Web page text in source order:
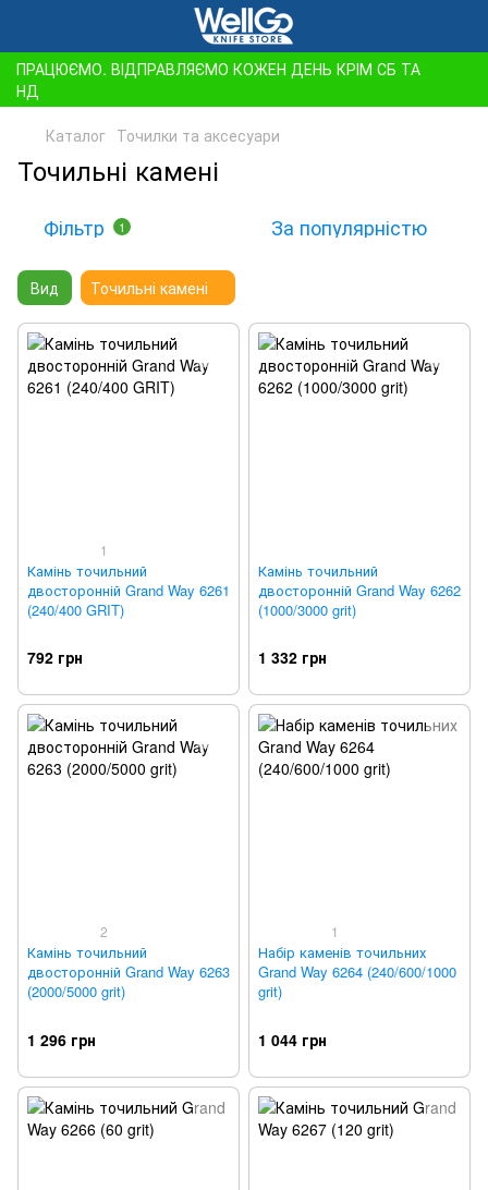
ПРАЦЮЄМО. ВІДПРАВЛЯЄМО КОЖЕН ДЕНЬ КРІМ СБ ТА
НД
Каталог Точилки та аксесуари
Точильні камені
Фільтр 1 За популярністю
Вид Точильні камені
1
Камінь точильний
двосторонній Grand Way 6261
(240/400 GRIT)
792 грн
Камінь точильний
двосторонній Grand Way 6262
(1000/3000 grit)
1 332 грн
2
Камінь точильний
двосторонній Grand Way 6263
(2000/5000 grit)
1 296 грн
1
Набір каменів точильних
Grand Way 6264 (240/600/1000
grit)
1 044 грн